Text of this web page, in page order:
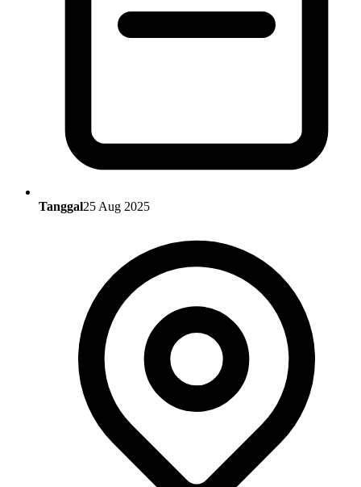
Tanggal25 Aug 2025